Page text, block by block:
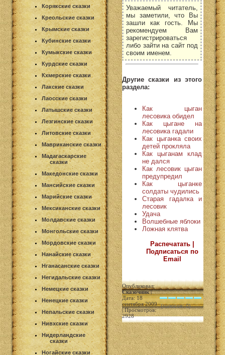
Корякские сказки
Креольские сказки
Крымские сказки
Кубинские сказки
Кумыкские сказки
Курдские сказки
Кхмерские сказки
Лакские сказки
Лаосские сказки
Латышские сказки
Лезгинские сказки
Литовские сказки
Мавриканские сказки
Мадагаскарские
сказки
Македонские сказки
Мансийские сказки
Марийские сказки
Мексиканские сказки
Молдавские сказки
Монгольские сказки
Мордовские сказки
Нанайские сказки
Нганасанские сказки
Негидальские сказки
Немецкие сказки
Ненецкие сказки
Непальские сказки
Нивхские сказки
Нидерландские
сказки
Ногайские сказки
Уважаемый читатель,
мы заметили, что Вы
зашли как гость. Мы
рекомендуем Вам
зарегистрироваться
либо зайти на сайт под
своим именем.
Другие сказки из этого
раздела:
Как цыган
лесовика обидел
Как цыгане на
лесовика гадали
Как цыганка своих
детей прокляла
Как цыганам клад
не дался
Как лесовик цыган
предупредил
Как цыганке
солдаты чудились
Старая гадалка и
лесовик
Удача
Волшебные яблоки
Ложная клятва
Распечатать |
Подписаться по
Email
Опубликовал:
Сказочник|
Дата: 18
сентября 2009
| Просмотров:
2928
(голосов: 0)